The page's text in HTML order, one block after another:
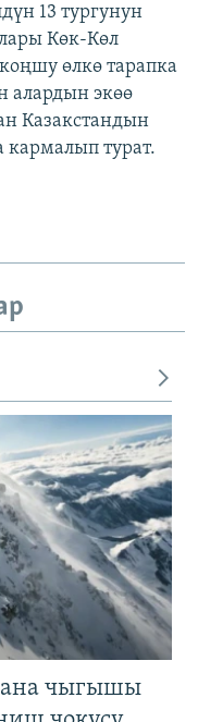
13 тургунун
Көк-Көл
өлкө тарапка
алардын экөө
Казакстандын
турат.
чыгышы